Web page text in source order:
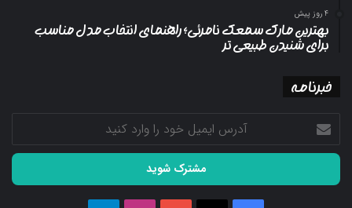
4 روز پیش
بهترین مارک سمعک نامرئی؛ راهنمای انتخاب مدل مناسب
برای شنیدن طبیعی تر
خبرنامه
آدرس
ایمیل
خود
وارد